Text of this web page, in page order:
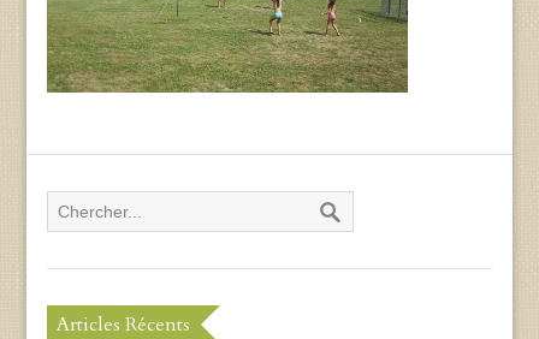
Articles Récents